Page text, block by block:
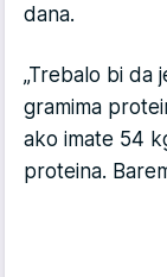
dana.
„Trebalo bi da
gramima
ako imate 54
proteina.